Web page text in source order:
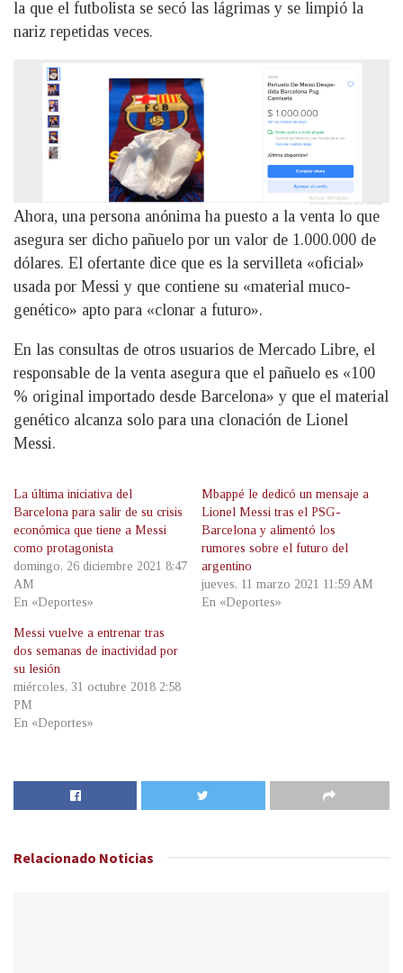
la que el futbolista se secó las lágrimas y se limpió la
nariz repetidas veces.
Ahora, una persona anónima ha puesto a la venta lo que
asegura ser dicho pañuelo por un valor de 1.000.000 de
dólares. El ofertante dice que es la servilleta «oficial»
usada por Messi y que contiene su «material muco-
genético» apto para «clonar a futuro».
En las consultas de otros usuarios de Mercado Libre, el
responsable de la venta asegura que el pañuelo es «100
% original importado desde Barcelona» y que el material
genético alcanza solo para una clonación de Lionel
Messi.
La última iniciativa del
Barcelona para salir de su crisis
económica que tiene a Messi
como protagonista
domingo, 26 diciembre 2021 8:47
AM
En «Deportes»
Mbappé le dedicó un mensaje a
Lionel Messi tras el PSG-
Barcelona y alimentó los
rumores sobre el futuro del
argentino
jueves, 11 marzo 2021 11:59 AM
En «Deportes»
Messi vuelve a entrenar tras
dos semanas de inactividad por
su lesión
miércoles, 31 octubre 2018 2:58
PM
En «Deportes»
Relacionado Noticias